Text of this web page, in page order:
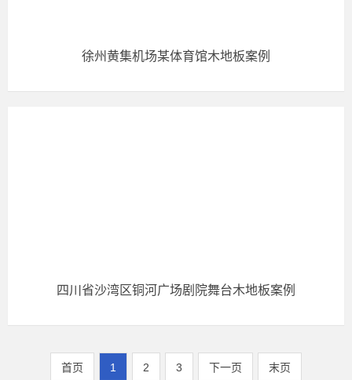
徐州黄集机场某体育馆木地板案例
四川省沙湾区铜河广场剧院舞台木地板案例
首页 1 2 3 下一页 末页